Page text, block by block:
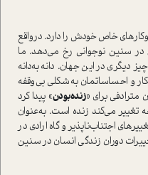
خاص خودش را دارد. در‌واقع
در سنین نوجوانی رخ می‌دهد. ما
د‌یگری در این جهان. دانه‌به‌دانه
و احساساتمان به‌شکلی بی‌وقفه
مترادفی برای «زنده‌بودن» پیدا کرد
تغییر می‌کند زنده ا‌ست. به‌عنوان
اجتناب‌ناپذیر و گاه ارادی در
دوران زندگی انسان در سنین